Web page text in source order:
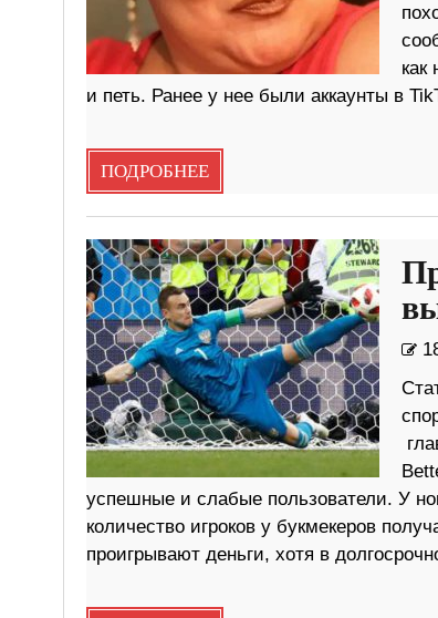
как
и петь. Ранее у нее были аккаунты в
ПОДРОБНЕЕ
успешные и слабые пользователи. У
количество игроков у букмекеров
проигрывают деньги, хотя в